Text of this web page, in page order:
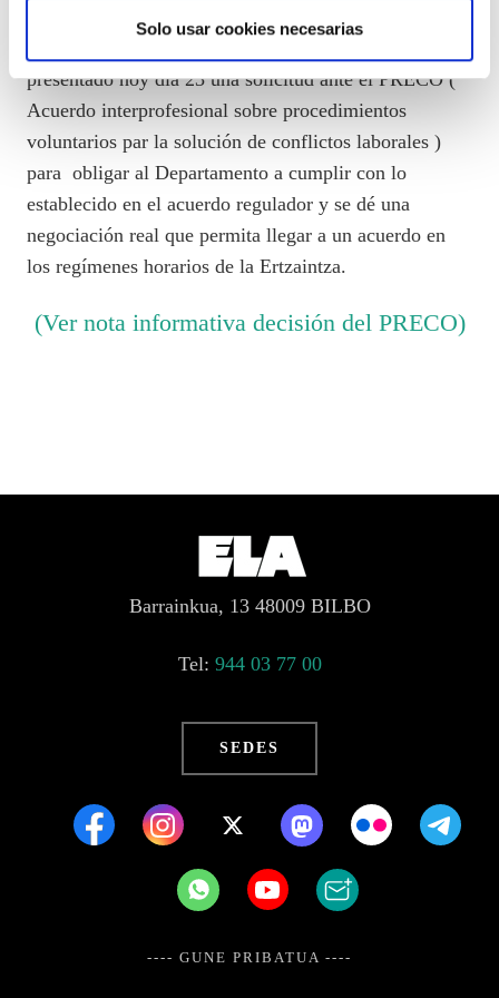
Solo usar cookies necesarias
presentado hoy día 23 una solicitud ante el PRECO (
Acuerdo interprofesional sobre procedimientos
voluntarios par la solución de conflictos laborales )
para obligar al Departamento a cumplir con lo
establecido en el acuerdo regulador y se dé una
negociación real que permita llegar a un acuerdo en
los regímenes horarios de la Ertzaintza.
(Ver nota informativa decisión del PRECO)
Barrainkua, 13 48009 BILBO
Tel: 944 03 77 00
SEDES
---- GUNE PRIBATUA ----